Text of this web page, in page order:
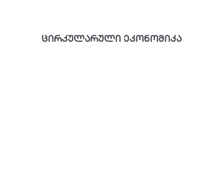
ცირკულარული ეკონომიკა